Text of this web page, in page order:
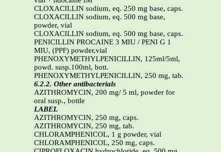
CLOXACILLIN sodium, eq. 250 mg base, caps.
CLOXACILLIN sodium, eq. 500 mg base,
powder, vial
CLOXACILLIN sodium, eq. 500 mg base, caps.
PENICILLIN PROCAINE 3 MIU / PENI G 1
MIU, (PPF) powder,vial
PHENOXYMETHYLPENICILLIN, 125ml/5ml,
powd. susp.100ml, bott.
PHENOXYMETHYLPENICILLIN, 250 mg, tab.
6.2.2. Other antibacterials
AZITHROMYCIN, 200 mg/ 5 ml, powder for
oral susp., bottle
LABEL
AZITHROMYCIN, 250 mg, caps.
AZITHROMYCIN, 250 mg, tab.
CHLORAMPHENICOL, 1 g powder, vial
CHLORAMPHENICOL, 250 mg, caps.